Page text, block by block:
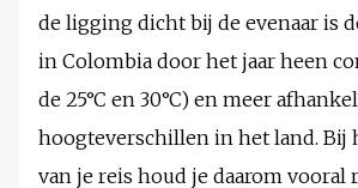
de ligging dicht bij de evenaar is
in Colombia door het jaar heen
de 25°C en 30°C) en meer
hoogteverschillen in het land. Bij
van je reis houd je daarom vooral